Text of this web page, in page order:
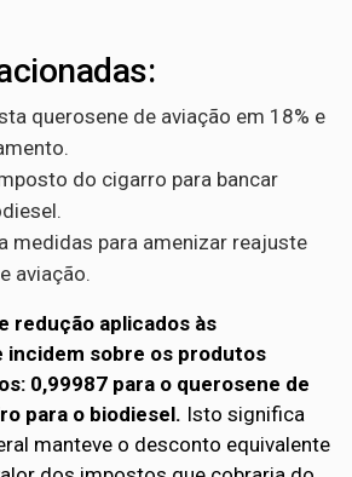
querosene de aviação em 18% e
do cigarro para bancar
medidas para amenizar reajuste
aviação.
redução aplicados às
sobre os produtos
0,99987 para o querosene de
para o biodiesel. Isto significa
manteve o desconto equivalente